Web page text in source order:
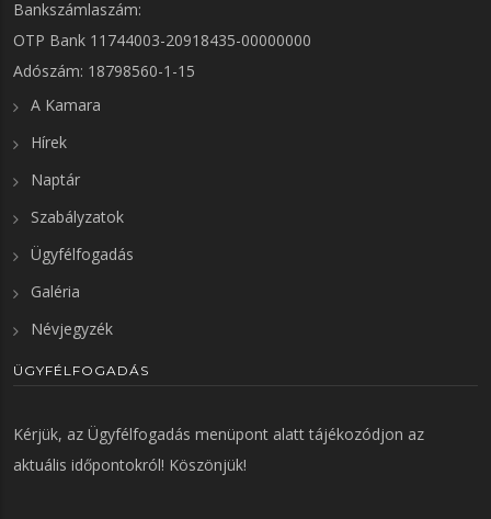
Bankszámlaszám:
OTP Bank 11744003-20918435-00000000
Adószám: 18798560-1-15
A Kamara
Hírek
Naptár
Szabályzatok
Ügyfélfogadás
Galéria
Névjegyzék
ÜGYFÉLFOGADÁS
Kérjük, az Ügyfélfogadás menüpont alatt tájékozódjon az
aktuális időpontokról! Köszönjük!